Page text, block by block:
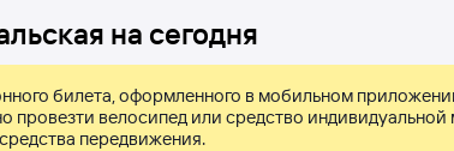
на сегодня
билета, оформленного в мобильном
велосипед или средство индивидуальной
передвижения.